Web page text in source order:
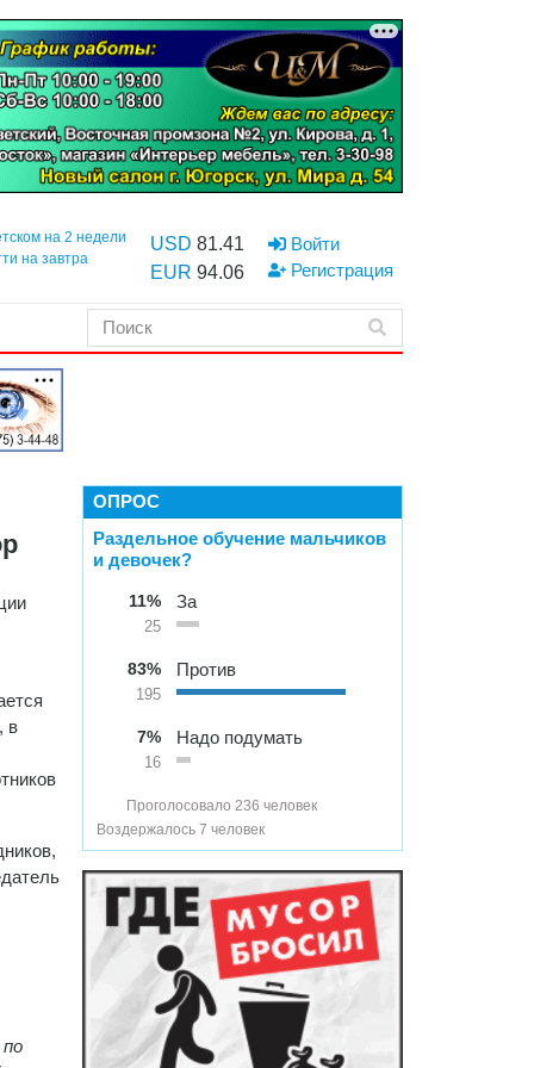
на 2 недели
на завтра
USD 81.41
EUR 94.06
Войти
Регистрация
в
ОПРОС
Раздельное обучение мальчиков
и девочек?
11%
25
За
83%
195
Против
7%
16
Надо подумать
Проголосовало 236 человек
Воздержалось 7 человек